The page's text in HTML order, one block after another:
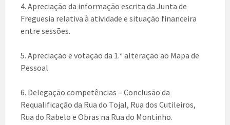
4. Apreciação da informação escrita da Junta de
Freguesia relativa à atividade e situação financeira
entre sessões.
5. Apreciação e votação da 1.ª alteração ao Mapa de
Pessoal.
6. Delegação competências – Conclusão da
Requalificação da Rua do Tojal, Rua dos Cutileiros,
Rua do Rabelo e Obras na Rua do Montinho.